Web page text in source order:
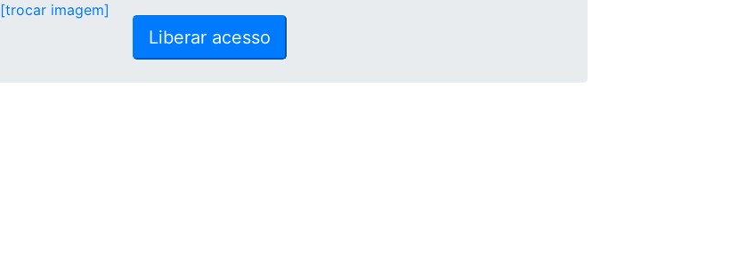
[trocar imagem]